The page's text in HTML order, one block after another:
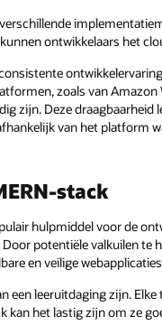
ontwikkelaars het
zoals van
zijn. Deze
van het platform
stack
hulpmiddel voor de
potentiële valkuilen
en veilige
een leeruitdaging zijn.
kan het lastig zijn om ze